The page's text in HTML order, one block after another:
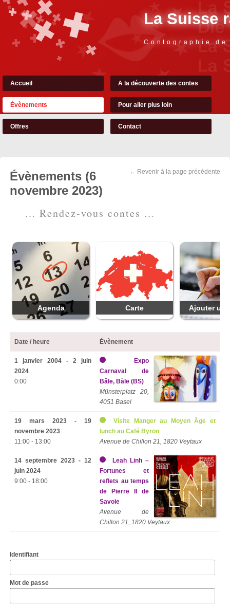
La Suisse
Contographie
Accueil A la découverte des contes
Évènements Pour aller plus loin
Offres Contact
← Revenir à la page précédente
Évènements (6
novembre 2023)
... Rendez-vous contes ...
Agenda Carte Ajouter
Date / heure Évènement
1 janvier 2004 - 2 juin
2024
0:00
Expo
Carnaval de
Bâle, Bâle (BS)
Münsterplatz 20,
4051 Basel
19 mars 2023 - 19
novembre 2023
11:00 - 13:00
Visite Manger au Moyen Âge et
lunch au Café Byron
Avenue de Chillon 21, 1820 Veytaux
14 septembre 2023 - 12
juin 2024
9:00 - 18:00
Leah Linh –
Fortunes et
reflets au temps
de Pierre II de
Savoie
Avenue de
Chillon 21, 1820 Veytaux
Identifiant
Mot de passe